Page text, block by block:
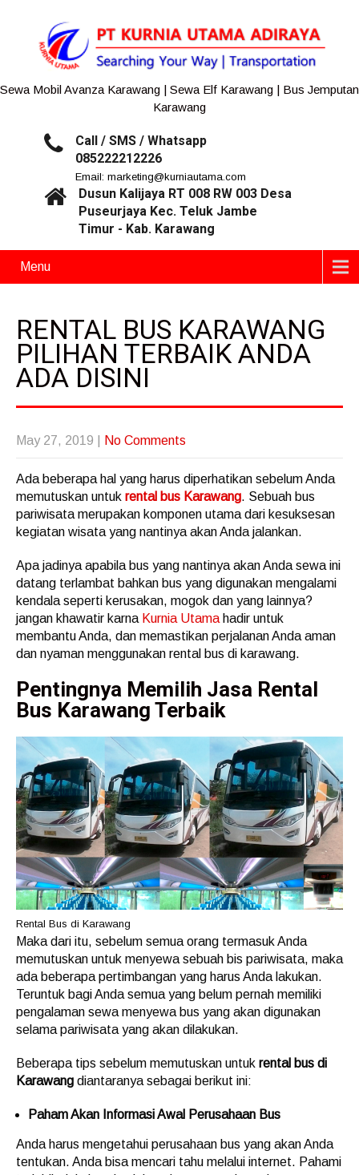
Sewa Mobil Avanza Karawang | Sewa Elf Karawang | Bus Jemputan
Karawang
Call / SMS / Whatsapp
085222212226
Email: marketing@kurniautama.com
Dusun Kalijaya RT 008 RW 003 Desa
Puseurjaya Kec. Teluk Jambe
Timur - Kab. Karawang
Menu
RENTAL BUS KARAWANG
PILIHAN TERBAIK ANDA
ADA DISINI
May 27, 2019 No Comments
Ada beberapa hal yang harus diperhatikan sebelum Anda
memutuskan untuk rental bus Karawang. Sebuah bus
pariwisata merupakan komponen utama dari kesuksesan
kegiatan wisata yang nantinya akan Anda jalankan.
Apa jadinya apabila bus yang nantinya akan Anda sewa ini
datang terlambat bahkan bus yang digunakan mengalami
kendala seperti kerusakan, mogok dan yang lainnya?
jangan khawatir karna Kurnia Utama hadir untuk
membantu Anda, dan memastikan perjalanan Anda aman
dan nyaman menggunakan rental bus di karawang.
Pentingnya Memilih Jasa Rental
Bus Karawang Terbaik
Rental Bus di Karawang
Maka dari itu, sebelum semua orang termasuk Anda
memutuskan untuk menyewa sebuah bis pariwisata, maka
ada beberapa pertimbangan yang harus Anda lakukan.
Teruntuk bagi Anda semua yang belum pernah memiliki
pengalaman sewa menyewa bus yang akan digunakan
selama pariwisata yang akan dilakukan.
Beberapa tips sebelum memutuskan untuk rental bus di
Karawang diantaranya sebagai berikut ini:
Paham Akan Informasi Awal Perusahaan Bus
Anda harus mengetahui perusahaan bus yang akan Anda
tentukan. Anda bisa mencari tahu melalui internet. Pahami